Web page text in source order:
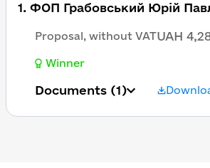
1. ФОП Грабовський Юрій
Proposal, without VATUAH
Winner
Documents (1)